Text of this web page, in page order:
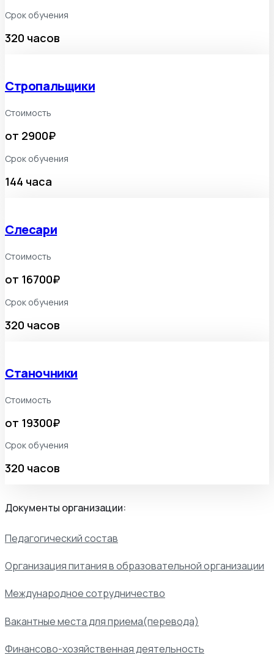
Срок обучения
320 часов
Стропальщики
Стоимость
от 2900₽
Срок обучения
144 часа
Слесари
Стоимость
от 16700₽
Срок обучения
320 часов
Станочники
Стоимость
от 19300₽
Срок обучения
320 часов
Документы организации:
Педагогический состав
Организация питания в образовательной организации
Международное сотрудничество
Вакантные места для приема(перевода)
Финансово-хозяйственная деятельность